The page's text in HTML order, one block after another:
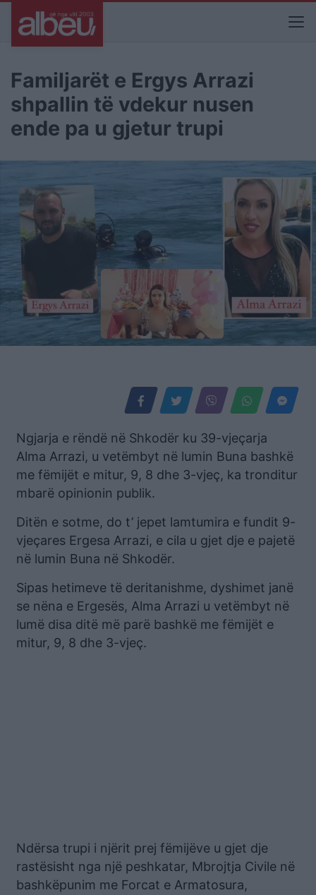
Familjarët e Ergys Arrazi
shpallin të vdekur nusen
ende pa u gjetur trupi
Ngjarja e rëndë në Shkodër ku 39-vjeçarja
Alma Arrazi, u vetëmbyt në lumin Buna bashkë
me fëmijët e mitur, 9, 8 dhe 3-vjeç, ka tronditur
mbarë opinionin publik.
Ditën e sotme, do t’ jepet lamtumira e fundit 9-
vjeçares Ergesa Arrazi, e cila u gjet dje e pajetë
në lumin Buna në Shkodër.
Sipas hetimeve të deritanishme, dyshimet janë
se nëna e Ergesës, Alma Arrazi u vetëmbyt në
lumë disa ditë më parë bashkë me fëmijët e
mitur, 9, 8 dhe 3-vjeç.
Ndërsa trupi i njërit prej fëmijëve u gjet dje
rastësisht nga një peshkatar, Mbrojtja Civile në
bashkëpunim me Forcat e Armatosura,